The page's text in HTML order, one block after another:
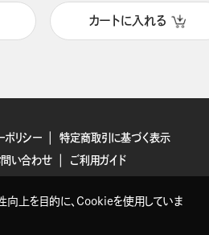
カートに入れる
ポリシー
特定商取引に基づく表示
問い合わせ ご利用ガイド
向上を目的に、Cookieを使用していま